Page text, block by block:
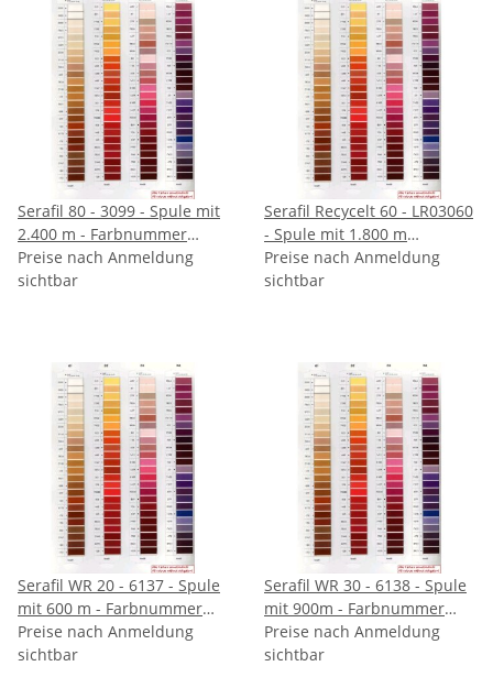
Serafil 80 - 3099 - Spule mit
2.400 m - Farbnummer
angeben
Preise nach Anmeldung
sichtbar
Serafil Recycelt 60 - LR03060
- Spule mit 1.800 m
Farbnummer angeben
Preise nach Anmeldung
sichtbar
Serafil WR 20 - 6137 - Spule
mit 600 m - Farbnummer
angeben
Preise nach Anmeldung
sichtbar
Serafil WR 30 - 6138 - Spule
mit 900m - Farbnummer
angeben
Preise nach Anmeldung
sichtbar